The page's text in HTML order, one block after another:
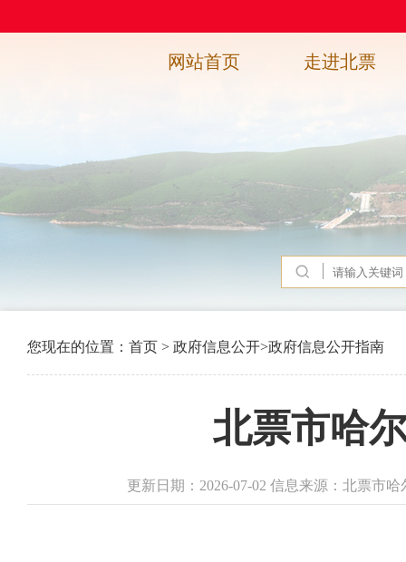
网站首页 走进北票
您现在的位置： 首页 > 政府信息公开>政府信息公开指南
北票市哈
更新日期：2026-07-02 信息来源：北票市